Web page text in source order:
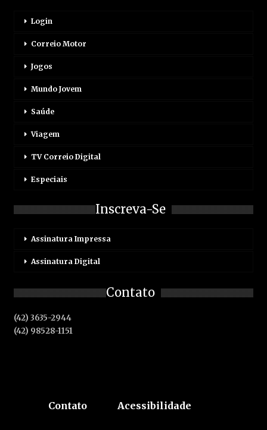
Login
Correio Motor
Jogos
Mundo Jovem
Saúde
Viagem
TV Correio Digital
Especiais
Inscreva-Se
Assinatura Impressa
Assinatura Digital
Contato
(42) 3635-2944
(42) 98528-1151
Contato Acessibilidade